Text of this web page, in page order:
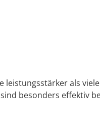
leis­tungsstärk­er als
beson­ders effek­tiv